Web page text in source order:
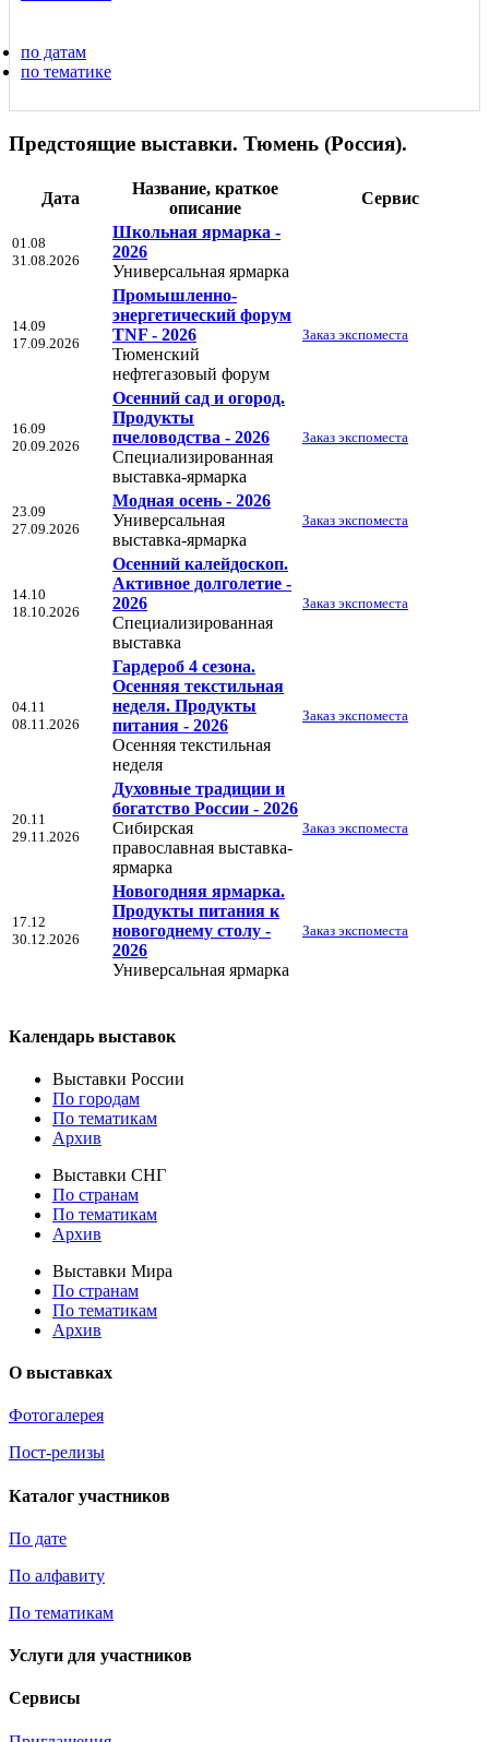
по датам
по тематике
Предстоящие выставки. Тюмень (Россия).
Дата
Название, краткое
описание
Сервис
01.08
31.08.2026
Школьная ярмарка -
2026
Универсальная ярмарка
14.09
17.09.2026
Промышленно-
энергетический форум
TNF - 2026
Тюменский
нефтегазовый форум
Заказ экспоместа
16.09
20.09.2026
Осенний сад и огород.
Продукты
пчеловодства - 2026
Специализированная
выставка-ярмарка
Заказ экспоместа
23.09
27.09.2026
Модная осень - 2026
Универсальная
выставка-ярмарка
Заказ экспоместа
14.10
18.10.2026
Осенний калейдоскоп.
Активное долголетие -
2026
Специализированная
выставка
Заказ экспоместа
04.11
08.11.2026
Гардероб 4 сезона.
Осенняя текстильная
неделя. Продукты
питания - 2026
Осенняя текстильная
неделя
Заказ экспоместа
20.11
29.11.2026
Духовные традиции и
богатство России - 2026
Сибирская
православная выставка-
ярмарка
Заказ экспоместа
17.12
30.12.2026
Новогодняя ярмарка.
Продукты питания к
новогоднему столу -
2026
Универсальная ярмарка
Заказ экспоместа
Календарь выставок
Выставки России
По городам
По тематикам
Архив
Выставки СНГ
По странам
По тематикам
Архив
Выставки Мира
По странам
По тематикам
Архив
О выставках
Фотогалерея
Пост-релизы
Каталог участников
По дате
По алфавиту
По тематикам
Услуги для участников
Сервисы